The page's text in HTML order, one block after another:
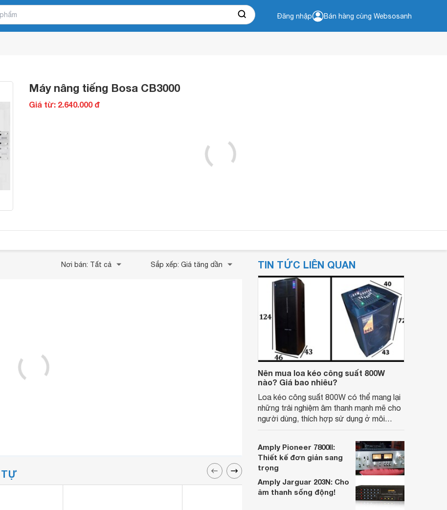
Đăng nhập Bán hàng cùng Websosanh
Máy nâng tiếng Bosa CB3000
Giá từ: 2.640.000 đ
Nơi bán: Tất cả Sắp xếp: Giá tăng dần
TỰ
TIN TỨC LIÊN QUAN
Nên mua loa kéo công suất 800W
nào? Giá bao nhiêu?
Loa kéo công suất 800W có thể mang lại
những trải nghiệm âm thanh mạnh mẽ cho
người dùng, thích hợp sử dụng ở môi
những loại loa kéo công suất 800W nào?
Amply Pioneer 7800II:
Thiết kế đơn giản sang
trọng
Amply Jarguar 203N: Cho
âm thanh sống động!